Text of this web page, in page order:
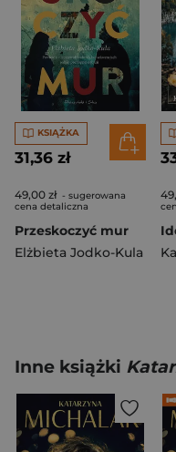
KSIĄŻKA
31,36 zł
49,00 zł - sugerowana
cena detaliczna
Przeskoczyć mur
Elżbieta Jodko-Kula
Inne książki